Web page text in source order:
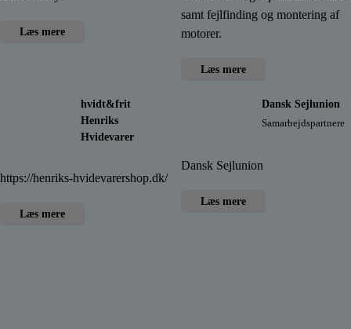
Læs mere
samt fejlfinding og montering af
motorer.
Læs mere
hvidt&frit
Henriks
Hvidevarer
https://henriks-hvidevarershop.dk/
Læs mere
Dansk Sejlunion
Samarbejdspartnere
Dansk Sejlunion
Læs mere